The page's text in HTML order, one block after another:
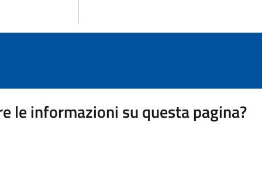
le informazioni su questa pagina?